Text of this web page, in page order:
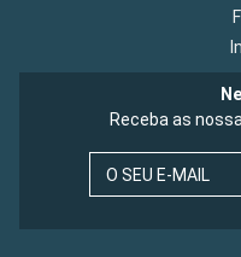
Receba as
O SEU E-MAIL